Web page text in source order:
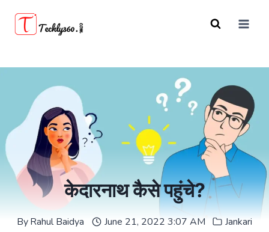
केदारनाथ कैसे पहुंचे?
ByRahul Baidya June 21, 2022 3:07 AM Jankari